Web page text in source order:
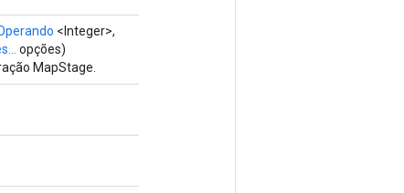
<Integer>,
opções)
MapStage.